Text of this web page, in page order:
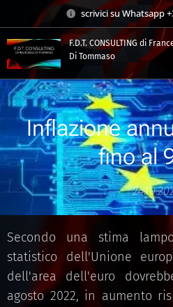
scrivici su Whatsapp
F.D.T. CONSULTING di
Di Tommaso
Inflazione
fino al
Secondo una stima
statistico dell'Unione
dell'area dell'euro
agosto 2022, in aumento